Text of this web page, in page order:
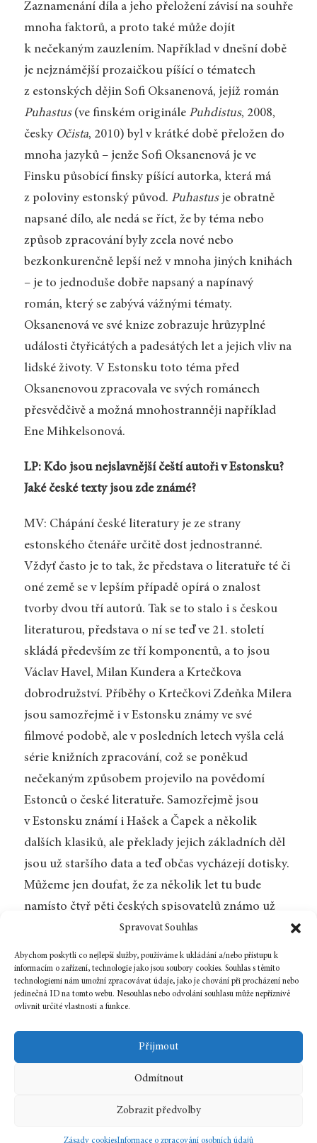
Spravovat Souhlas
Abychom poskytli co nejlepší služby, používáme k ukládání a/nebo přístupu k
informacím o zařízení, technologie jako jsou soubory cookies. Souhlas s těmito
technologiemi nám umožní zpracovávat údaje, jako je chování při procházení nebo
jedinečná ID na tomto webu. Nesouhlas nebo odvolání souhlasu může nepříznivě
ovlivnit určité vlastnosti a funkce.
Přijmout
Odmítnout
Zobrazit předvolby
Zásady cookiesInformace o zpracování osobních údajů
Zaznamenání díla a jeho přeložení závisí na souhře
mnoha faktorů, a proto také může dojít
k nečekaným zauzlením. Například v dnešní době
je nejznámější prozaičkou píšící o tématech
z estonských dějin Sofi Oksanenová, jejíž román
Puhastus(ve finském originále Puhdistus, 2008,
česky Očista, 2010) byl v krátké době přeložen do
mnoha jazyků – jenže Sofi Oksanenová je ve
Finsku působící finsky píšící autorka, která má
z poloviny estonský původ. Puhastusje obratně
napsané dílo, ale nedá se říct, že by téma nebo
způsob zpracování byly zcela nové nebo
bezkonkurenčně lepší než v mnoha jiných knihách
– je to jednoduše dobře napsaný a napínavý
román, který se zabývá vážnými tématy.
Oksanenová ve své knize zobrazuje hrůzyplné
události čtyřicátých a padesátých let a jejich vliv na
lidské životy. V Estonsku toto téma před
Oksanenovou zpracovala ve svých románech
přesvědčivě a možná mnohostranněji například
Ene Mihkelsonová.
LP: Kdo jsou nejslavnější čeští autoři v Estonsku?
Jaké české texty jsou zde známé?
MV: Chápání české literatury je ze strany
estonského čtenáře určitě dost jednostranné.
Vždyť často je to tak, že představa o literatuře té či
oné země se v lepším případě opírá o znalost
tvorby dvou tří autorů. Tak se to stalo i s českou
literaturou, představa o ní se teď ve 21. století
skládá především ze tří komponentů, a to jsou
Václav Havel, Milan Kundera a Krtečkova
dobrodružství. Příběhy o Krtečkovi Zdeňka Milera
jsou samozřejmě i v Estonsku známy ve své
filmové podobě, ale v posledních letech vyšla celá
série knižních zpracování, což se poněkud
nečekaným způsobem projevilo na povědomí
Estonců o české literatuře. Samozřejmě jsou
v Estonsku známí i Hašek a Čapek a několik
dalších klasiků, ale překlady jejich základních děl
jsou už staršího data a teď občas vycházejí dotisky.
Můžeme jen doufat, že za několik let tu bude
namísto čtyř pěti českých spisovatelů známo už
deset. Je to možná utopická vize, ale nikdy nelze
předpovědět, jak se takovéhle věci vyvinou.